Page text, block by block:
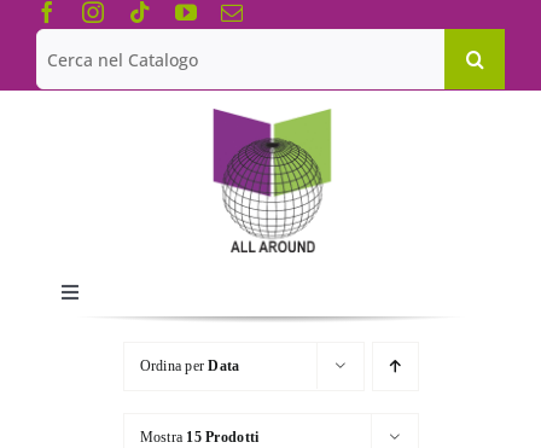
Salta
contenuto
Cerca
per:
Toggle
Navigation
Chi siamo
Le Collane
Ordina perData
Mostra 15 Prodotti